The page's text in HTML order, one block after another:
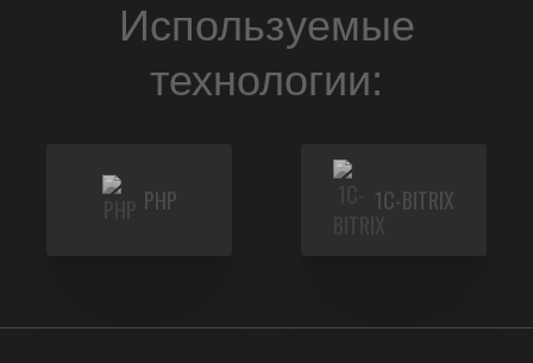
Используемые
технологии:
PHP 1C-BITRIX